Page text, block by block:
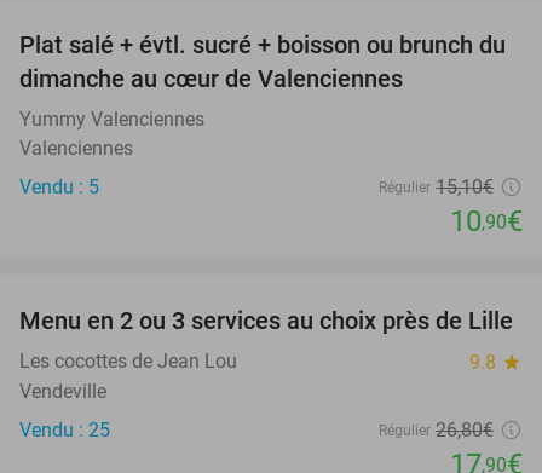
28%
Plat salé + évtl. sucré + boisson ou brunch du
dimanche au cœur de Valenciennes
Yummy Valenciennes
Valenciennes
Vendu : 5
Régulier 15,10€
10,90€
33%
Menu en 2 ou 3 services au choix près de Lille
Les cocottes de Jean Lou 9.8 star
Vendeville
Vendu : 25
Régulier 26,80€
17,90€